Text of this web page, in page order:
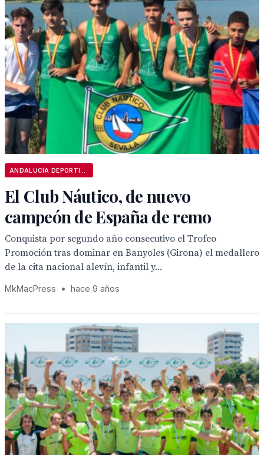
El Club Náutico, de nuevo
campeón de España de remo
Conquista por segundo año consecutivo el Trofeo
Promoción tras dominar en Banyoles (Girona) el medallero
de la cita nacional alevín, infantil y...
MkMacPress • hace 9 años